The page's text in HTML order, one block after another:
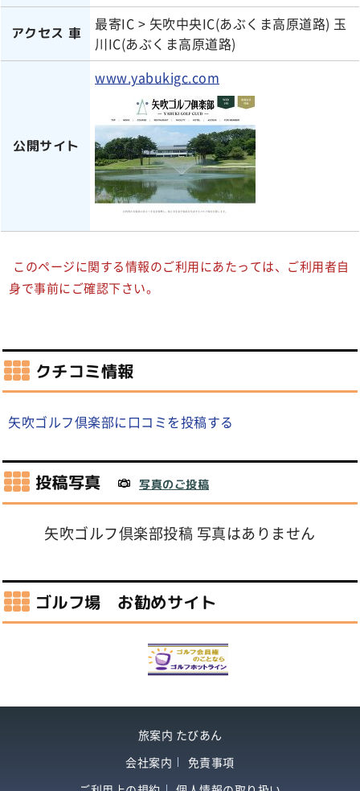
アクセス 車
最寄IC > 矢吹中央IC(あぶくま高原道路) 玉
川IC(あぶくま高原道路)
公開サイト
www.yabukigc.com
このページに関する情報のご利用にあたっては、ご利用者自
身で事前にご確認下さい。
クチコミ情報
矢吹ゴルフ倶楽部に口コミを投稿する
投稿写真 写真のご投稿
矢吹ゴルフ倶楽部投稿 写真はありません
ゴルフ場 お勧めサイト
旅案内 たびあん
会社案内
免責事項